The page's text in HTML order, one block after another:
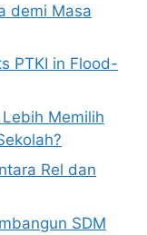
demi Masa
PTKI in Flood-
Memilih
Rel dan
SDM